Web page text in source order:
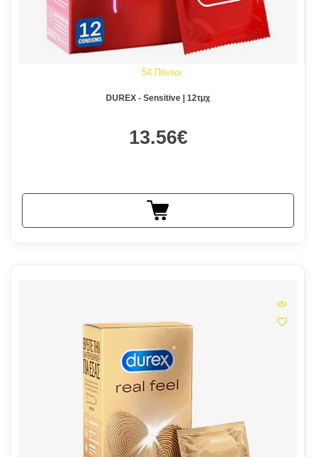
54 Πόντοι
DUREX - Sensitive | 12τμχ
13.56€